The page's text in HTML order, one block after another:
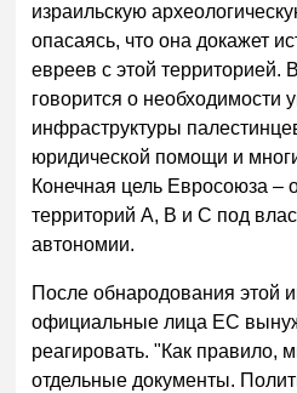
израильскую
опасаясь, что она докажет
евреев с этой территорией.
говорится о необходимости
инфраструктуры
юридической помощи и
Конечная цель Евросоюза –
территорий А, В и С под
автономии.
После обнародования этой
официальные лица ЕС
реагировать. "Как правило,
отдельные документы.